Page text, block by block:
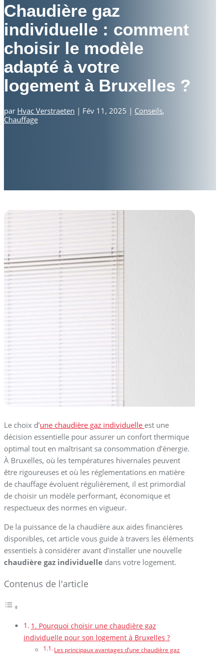
Chaudière gaz
individuelle : comment
choisir le modèle
adapté à votre
logement à Bruxelles ?
par Hvac Verstraeten | Fév 11, 2025 | Conseils,
Chauffage
Le choix d’une chaudière gaz individuelle est une
décision essentielle pour assurer un confort thermique
optimal tout en maîtrisant sa consommation d’énergie.
À Bruxelles, où les températures hivernales peuvent
être rigoureuses et où les réglementations en matière
de chauffage évoluent régulièrement, il est primordial
de choisir un modèle performant, économique et
respectueux des normes en vigueur.
De la puissance de la chaudière aux aides financières
disponibles, cet article vous guide à travers les éléments
essentiels à considérer avant d’installer une nouvelle
chaudière gaz individuelle dans votre logement.
Contenus de l'article
1. Pourquoi choisir une chaudière gaz
individuelle pour son logement à Bruxelles ?
Les principaux avantages d’une chaudière gaz